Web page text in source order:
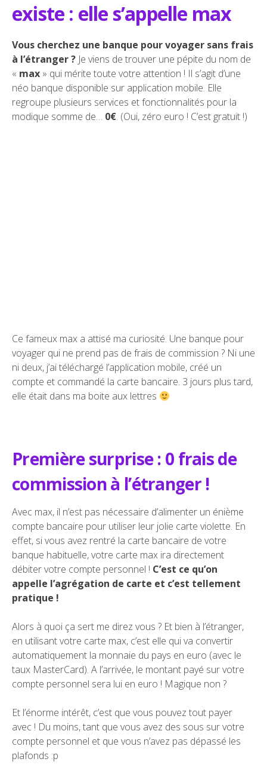
existe : elle s’appelle max
Vous cherchez une banque pour voyager sans frais
à l’étranger ? Je viens de trouver une pépite du nom de
« max » qui mérite toute votre attention ! Il s’agit d’une
néo banque disponible sur application mobile. Elle
regroupe plusieurs services et fonctionnalités pour la
modique somme de… 0€. (Oui, zéro euro ! C’est gratuit !)
Ce fameux max a attisé ma curiosité. Une banque pour
voyager qui ne prend pas de frais de commission ? Ni une
ni deux, j’ai téléchargé l’application mobile, créé un
compte et commandé la carte bancaire. 3 jours plus tard,
elle était dans ma boite aux lettres
Première surprise : 0 frais de
commission à l’étranger !
Avec max, il n’est pas nécessaire d’alimenter un énième
compte bancaire pour utiliser leur jolie carte violette. En
effet, si vous avez rentré la carte bancaire de votre
banque habituelle, votre carte max ira directement
débiter votre compte personnel ! C’est ce qu’on
appelle l’agrégation de carte et c’est tellement
pratique !
Alors à quoi ça sert me direz vous ? Et bien à l’étranger,
en utilisant votre carte max, c’est elle qui va convertir
automatiquement la monnaie du pays en euro (avec le
taux MasterCard). A l’arrivée, le montant payé sur votre
compte personnel sera lui en euro ! Magique non ?
Et l’énorme intérêt, c’est que vous pouvez tout payer
avec ! Du moins, tant que vous avez des sous sur votre
compte personnel et que vous n’avez pas dépassé les
plafonds :p